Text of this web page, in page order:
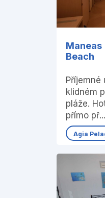
Maneas
Beach
klidném
pláže.
přímo př...
Agia